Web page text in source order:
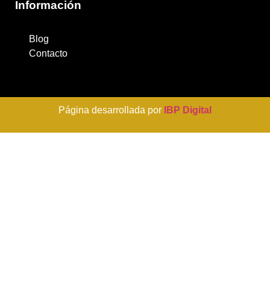
Información
Blog
Contacto
Página desarrollada por IBP Digital